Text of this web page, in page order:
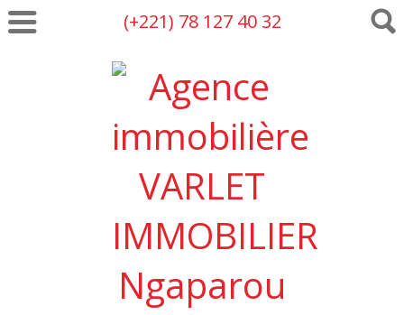
(+221) 78 127 40 32